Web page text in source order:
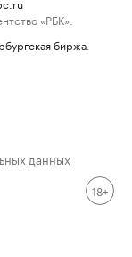
«РБК».
биржа
данных
18+